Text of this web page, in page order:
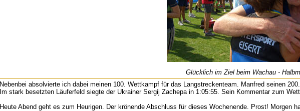
Glücklich im Ziel beim Wachau -
Nebenbei absolvierte ich dabei meinen 100. Wettkampf für das Langstreckenteam. Manfred seinen 200.
Im stark besetzten Läuferfeld siegte der Ukrainer Sergij Zachepa in 1:05:55. Sein Kommentar zum
Heute Abend geht es zum Heurigen. Der krönende Abschluss für dieses Wochenende. Prost! Morgen